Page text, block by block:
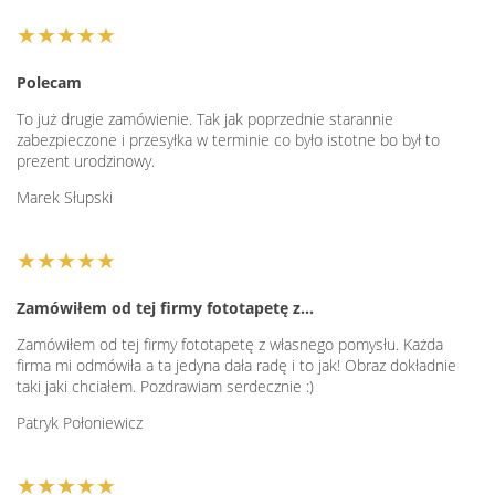
wyrażać samego siebie. Dzięki stworzeniu spójnej i
salonu będzie wpasowywał się w trendy przez długie lata.
Nowoczesność wyrażona w obrazach
Jest to opcja dla osób ceniących sobie niebanalność oraz
nowoczesnych kolekcjach, z pewnością każdy znajdzie coś
dla siebie. Współczesne dzieła często wyrażają się
odważnymi i rzucającymi się w oczy kompozycjami. Są one
niebanalne, kreatywne.Oryginalne obrazy
niepowtarzalności stają się wspaniałą ozdobą każdego
pomieszczenia. Takiobraz do salonubędzie odtwarzać
współczesne trendy i designy.
Abstrakcyjne obrazy - wyrafinowanie i
kreatywność
★★★★★
Polecam
To już drugie zamówienie. Tak jak poprzednie starannie
zabezpieczone i przesyłka w terminie co było istotne bo był to
prezent urodzinowy.
Marek Słupski
★★★★★
Zamówiłem od tej firmy fototapetę z…
Zamówiłem od tej firmy fototapetę z własnego pomysłu. Każda
firma mi odmówiła a ta jedyna dała radę i to jak! Obraz dokładnie
taki jaki chciałem. Pozdrawiam serdecznie :)
Patryk Połoniewicz
★★★★★